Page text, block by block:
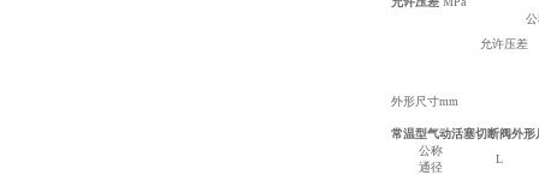
允许压差
外形尺寸mm
常温型气动活塞切断阀外形
公称
通径
L